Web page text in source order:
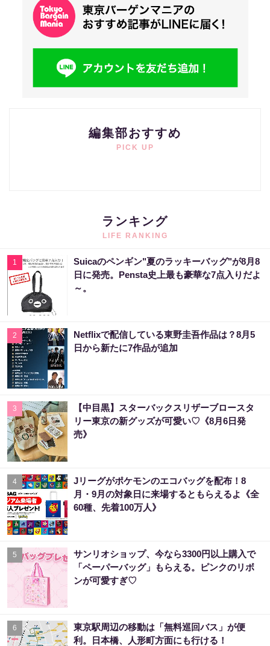
編集部おすすめ
PICK UP
ランキング
LIFE RANKING
1
Suicaのペンギン"夏のラッキーバッグ"が8月8
日に発売。Pensta史上最も豪華な7点入りだよ
～。
2
Netflixで配信している東野圭吾作品は？8月5
日から新たに7作品が追加
3
【中目黒】スターバックスリザーブロースタ
リー東京の新グッズが可愛い♡《8月6日発
売》
4
Jリーグがポケモンのエコバッグを配布！8
月・9月の対象日に来場するともらえるよ《全
60種、先着100万人》
5
サンリオショップ、今なら3300円以上購入で
「ペーパーバッグ」もらえる。ピンクのリボ
ンが可愛すぎ♡
6
東京駅周辺の移動は「無料巡回バス」が便
利。日本橋、人形町方面にも行ける！